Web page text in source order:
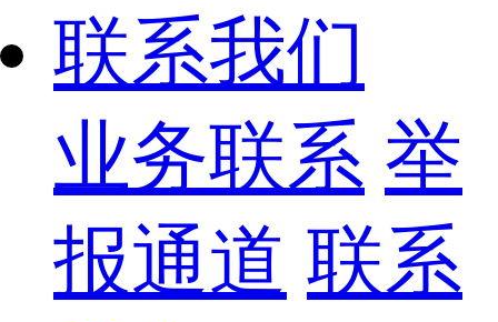
联系我们
业务联系 举
报通道 联系